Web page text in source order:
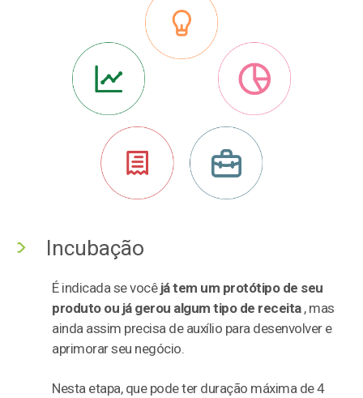
Incubação
É indicada se você já tem um protótipo de seu
produto ou já gerou algum tipo de receita , mas
ainda assim precisa de auxílio para desenvolver e
aprimorar seu negócio.
Nesta etapa, que pode ter duração máxima de 4